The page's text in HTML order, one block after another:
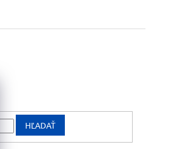
HĽADAŤ